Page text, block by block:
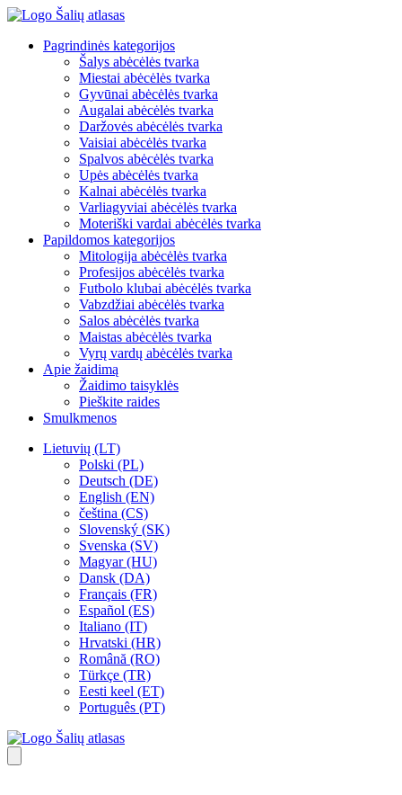
Pagrindinės kategorijos
Šalys abėcėlės tvarka
Miestai abėcėlės tvarka
Gyvūnai abėcėlės tvarka
Augalai abėcėlės tvarka
Daržovės abėcėlės tvarka
Vaisiai abėcėlės tvarka
Spalvos abėcėlės tvarka
Upės abėcėlės tvarka
Kalnai abėcėlės tvarka
Varliagyviai abėcėlės tvarka
Moteriški vardai abėcėlės tvarka
Papildomos kategorijos
Mitologija abėcėlės tvarka
Profesijos abėcėlės tvarka
Futbolo klubai abėcėlės tvarka
Vabzdžiai abėcėlės tvarka
Salos abėcėlės tvarka
Maistas abėcėlės tvarka
Vyrų vardų abėcėlės tvarka
Apie žaidimą
Žaidimo taisyklės
Pieškite raides
Smulkmenos
Lietuvių (LT)
Polski (PL)
Deutsch (DE)
English (EN)
čeština (CS)
Slovenský (SK)
Svenska (SV)
Magyar (HU)
Dansk (DA)
Français (FR)
Español (ES)
Italiano (IT)
Hrvatski (HR)
Română (RO)
Türkçe (TR)
Eesti keel (ET)
Português (PT)